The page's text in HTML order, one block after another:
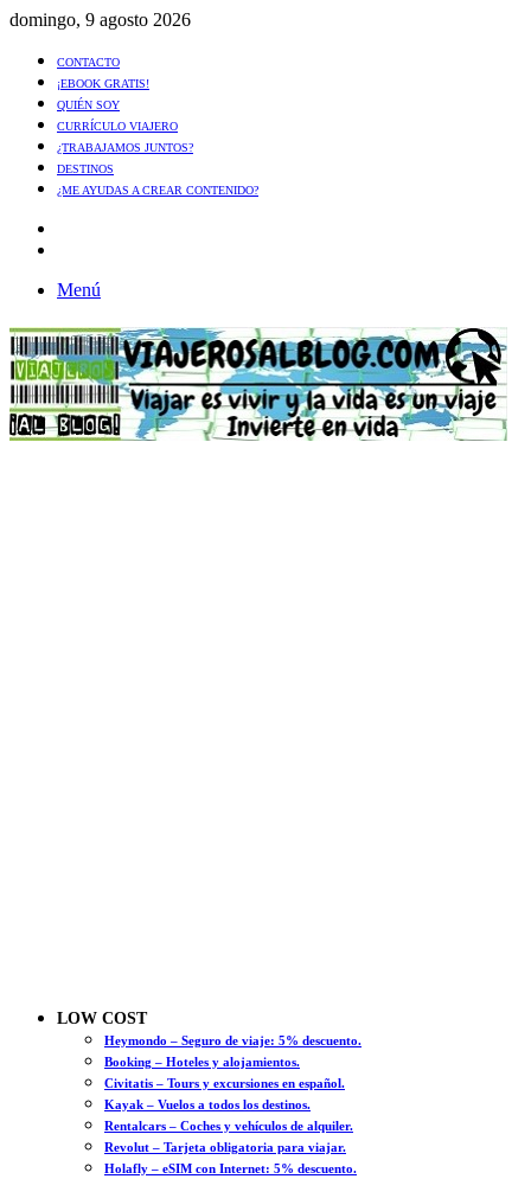
domingo, 9 agosto 2026
CONTACTO
¡EBOOK GRATIS!
QUIÉN SOY
CURRÍCULO VIAJERO
¿TRABAJAMOS JUNTOS?
DESTINOS
¿ME AYUDAS A CREAR CONTENIDO?
Menú
LOW COST
Heymondo – Seguro de viaje: 5% descuento.
Booking – Hoteles y alojamientos.
Civitatis – Tours y excursiones en español.
Kayak – Vuelos a todos los destinos.
Rentalcars – Coches y vehículos de alquiler.
Revolut – Tarjeta obligatoria para viajar.
Holafly – eSIM con Internet: 5% descuento.